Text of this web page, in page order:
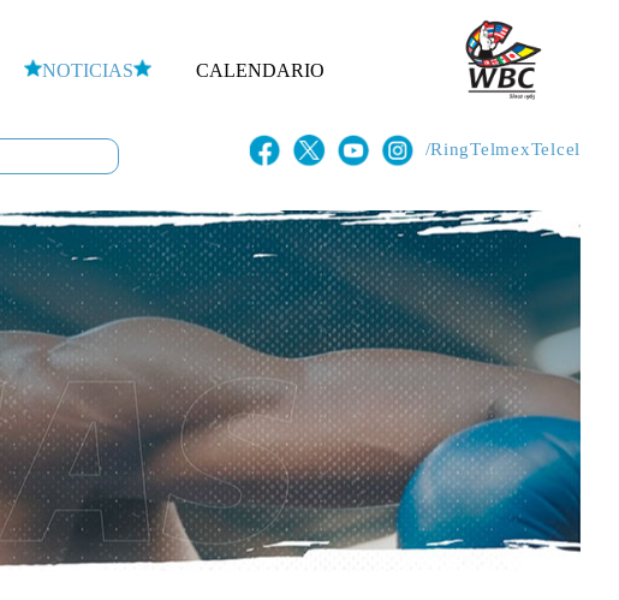
NOTICIAS CALENDARIO
/RingTelmexTelcel